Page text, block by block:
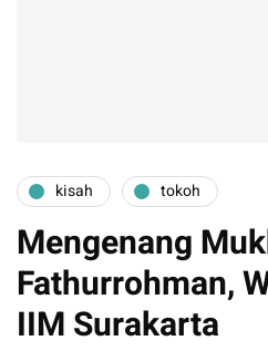
kisah tokoh
Mengenang
Fathurrohman,
IIM Surakarta